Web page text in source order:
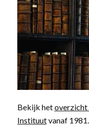
Bekijk hetoverzicht
Instituutvanaf 1981.